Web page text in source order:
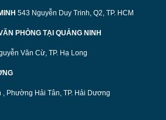
543 Nguyễn Duy Trinh, Q2, TP. HCM
PHÒNG TẠI QUẢNG NINH
Văn Cừ, TP. Hạ Long
Phường Hải Tân, TP. Hải Dương